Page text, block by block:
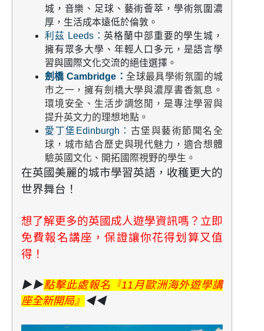
城，音樂、足球、藝術薈萃，學術氛圍濃
厚，生活成本遠低於倫敦。
利茲 Leeds：英格蘭中部重要的學生城，
擁有眾多大學、年輕人口多元，是語言學
習與國際文化交流的絕佳選擇。
劍橋 Cambridge：全球最具學術氛圍的城
市之一，擁有劍橋大學與濃厚書香氣息。
環境安全、生活步調悠閒，是專注學習與
提升英文力的理想地點。
愛丁堡Edinburgh： 古堡與藝術節聞名全
球，城市結合歷史與現代魅力，適合想體
驗英國文化、開拓國際視野的學生。
在英國美麗的城市學習英語，收穫更大的
世界舞台！
想了解更多的英國成人遊學資訊嗎？立即
免費報名講座，保證讓你花得划算又值
得！
▶▶點擊此處報名『11月歐洲海外遊學講
座全新開局』 ◀◀